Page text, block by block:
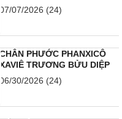
07/07/2026 (24)
CHÂN PHƯỚC PHANXICÔ
XAVIÊ TRƯƠNG BỬU DIỆP
06/30/2026 (24)